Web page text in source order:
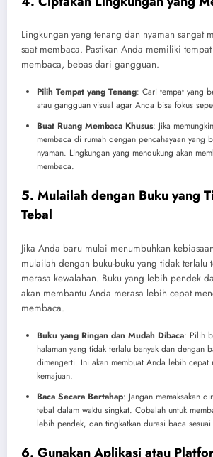
Lingkungan yang tenang dan nyaman sangat
saat membaca. Pastikan Anda memiliki
membaca, bebas dari gangguan.
Pilih Tempat yang Tenang: Cari tempat yang
atau gangguan visual agar Anda bisa fokus
Buat Ruang Membaca Khusus: Jika
membaca di rumah dengan pencahayaan yang
nyaman. Lingkungan yang mendukung akan
membaca.
5. Mulailah dengan Buku yang
Tebal
Jika Anda baru mulai menumbuhkan
mulailah dengan buku-buku yang tidak terlalu
merasa kewalahan. Buku yang lebih pendek
akan membantu Anda merasa lebih cepat
membaca.
Buku yang Ringan dan Mudah Dibaca: Pilih
halaman yang tidak terlalu banyak dan dengan
dimengerti. Ini akan membuat Anda lebih cepat
kemajuan.
Baca Secara Bertahap: Jangan memaksakan
tebal dalam waktu singkat. Cobalah untuk
lebih pendek, dan tingkatkan durasi baca sesuai
6. Gunakan Aplikasi atau